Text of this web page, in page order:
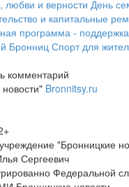
любви и верности День
и капитальные
программа -
Бронниц Спорт для
комментарий
Bronnitsy.ru
"Бронницкие
Сергеевич
Федеральной